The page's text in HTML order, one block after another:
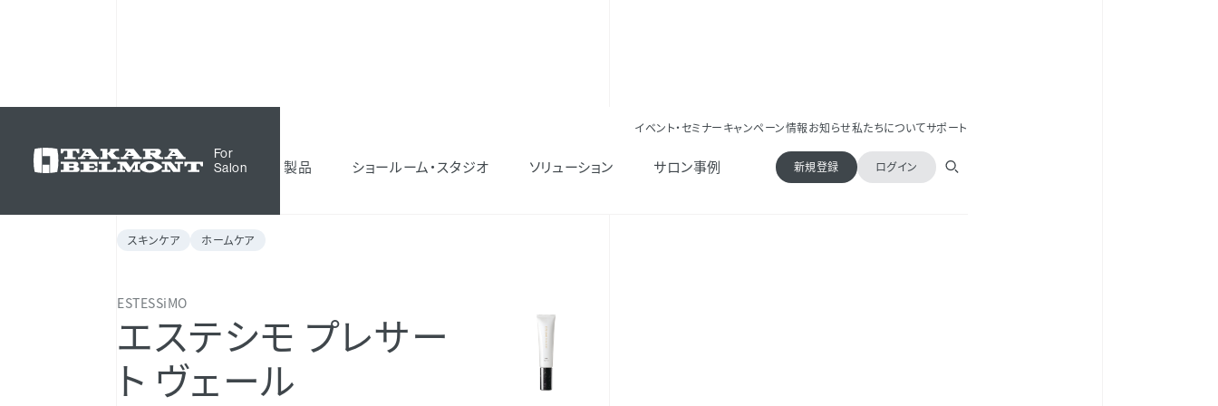
For
Salon
製品 ショールーム・スタジオ ソリューション サロン事例
イベント・セミナーキャンペーン情報お知らせ私たちについてサポート
新規登録 ログイン
スキンケア ホームケア
ESTESSiMO
エステシモ プレサー
ト ヴェール